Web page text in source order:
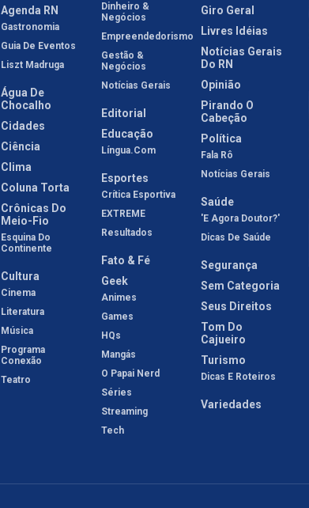
Agenda RN
Gastronomia
Guia De Eventos
Liszt Madruga
Água De
Chocalho
Cidades
Ciência
Clima
Coluna Torta
Crônicas Do
Meio-Fio
Esquina Do
Continente
Cultura
Cinema
Literatura
Música
Programa
Conexão
Teatro
Dinheiro &
Negócios
Empreendedorismo
Gestão &
Negócios
Notícias Gerais
Editorial
Educação
Língua.com
Esportes
Crítica Esportiva
EXTREME
Resultados
Fato & Fé
Geek
Animes
Games
HQs
Mangás
O Papai Nerd
Séries
Streaming
Tech
Giro Geral
Livres Idéias
Notícias Gerais
Do RN
Opinião
Pirando O
Cabeção
Política
Fala Rô
Notícias Gerais
Saúde
'E Agora Doutor?'
Dicas De Saúde
Segurança
Sem Categoria
Seus Direitos
Tom Do
Cajueiro
Turismo
Dicas E Roteiros
Variedades